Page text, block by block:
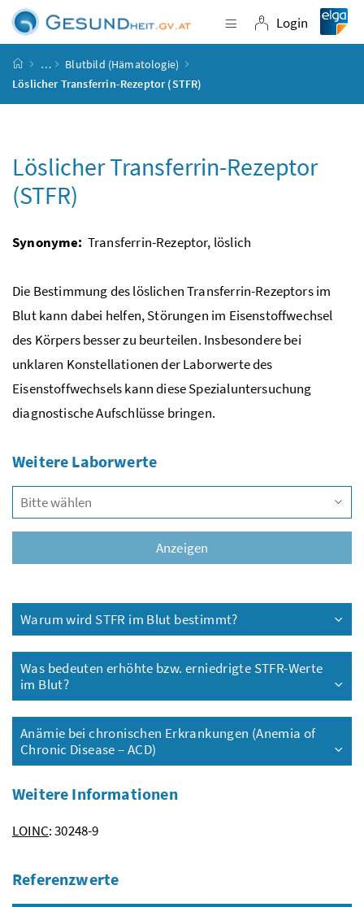
Zum Inhalt
Zum Hauptmenü
Zum Untermenü
Zur Suche
Navigation
Login
Login
Startseite
…
Blutbild (Hämatologie)
Löslicher Transferrin-Rezeptor (STFR)
Löslicher Transferrin-Rezeptor
(STFR)
Synonyme: Transferrin-Rezeptor, löslich
Die Bestimmung des löslichen Transferrin-Rezeptors im
Blut kann dabei helfen, Störungen im Eisenstoffwechsel
des Körpers besser zu beurteilen. Insbesondere bei
unklaren Konstellationen der Laborwerte des
Eisenstoffwechsels kann diese Spezialuntersuchung
diagnostische Aufschlüsse bringen.
Weitere Laborwerte
Anzeigen
Warum wird STFR im Blut bestimmt?
Was bedeuten erhöhte bzw. erniedrigte STFR-Werte
im Blut?
Anämie bei chronischen Erkrankungen (Anemia of
Chronic Disease – ACD)
Weitere Informationen
LOINC: 30248-9
Referenzwerte